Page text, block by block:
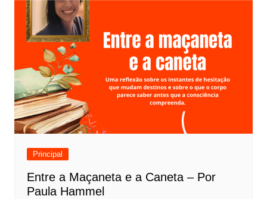
Principal
Entre a Maçaneta e a Caneta – Por
Paula Hammel